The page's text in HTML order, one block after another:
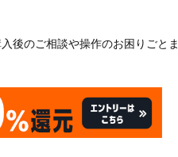
後のご相談や操作のお困りごと